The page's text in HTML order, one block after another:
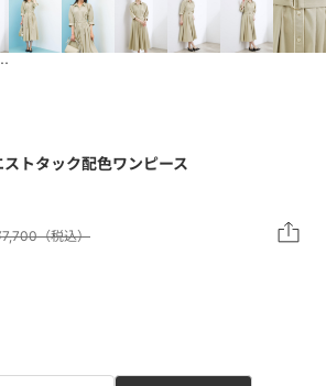
レー(59
ストタック配色ワンピース
（税込）